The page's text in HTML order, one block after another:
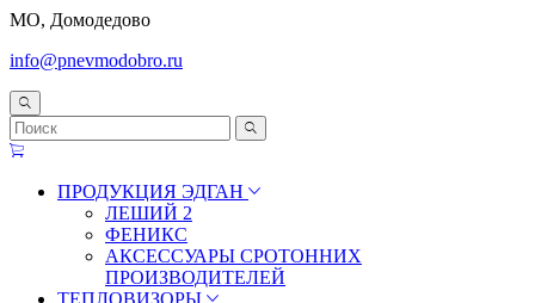
МО, Домодедово
info@pnevmodobro.ru
ПРОДУКЦИЯ ЭДГАН
ЛЕШИЙ 2
ФЕНИКС
АКСЕССУАРЫ СРОТОННИХ
ПРОИЗВОДИТЕЛЕЙ
ТЕПЛОВИЗОРЫ